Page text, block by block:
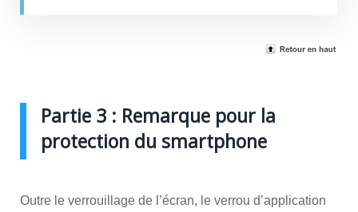
Partie 3 : Remarque pour la
protection du smartphone
Outre le verrouillage de l’écran, le verrou d’application